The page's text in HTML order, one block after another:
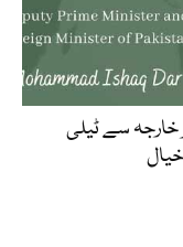
خارجہ سے ٹیلی